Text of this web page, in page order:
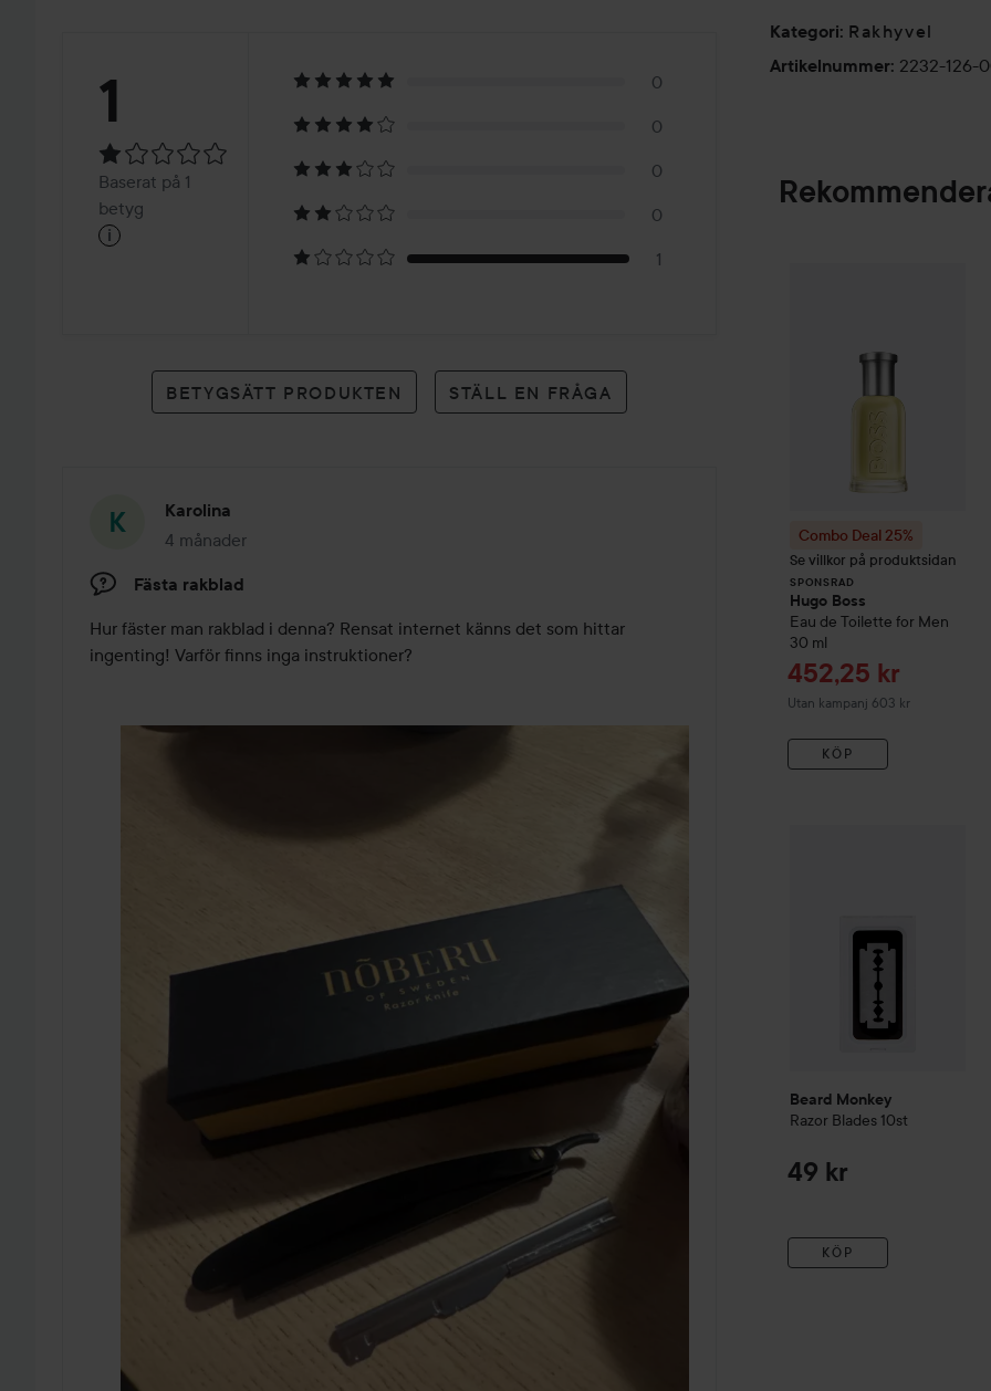
Betyg:
1Baserat
på
betyg
1
Baserat på 1
betyg
i
0
0
0
0
1
BETYGSÄTT PRODUKTEN STÄLL EN FRÅGA
Karolina
4 månader
Inlägget skapades 4 månader
Fästa rakblad
Hur fäster man rakblad i denna? Rensat internet känns det som hittar
ingenting! Varför finns inga instruktioner?
Användning:
Kategori: Rakhyvel
Artikelnummer: 2232-126-
Combo Deal 25%
Se villkor på produktsidan
SPONSRAD
Hugo Boss
Eau de Toilette for Men
30 ml
Reapris
452,25 kr
Utan kampanj 603 kr
KÖP
Beard Monkey
Razor Blades 10st
49 kr
KÖP